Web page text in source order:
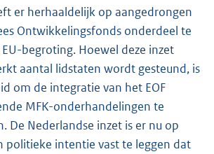
er herhaaldelijk op aangedrongen
Ontwikkelingsfonds onderdeel te
begroting. Hoewel deze inzet
aantal lidstaten wordt gesteund, is
om de integratie van het EOF
MFK-onderhandelingen te
De Nederlandse inzet is er nu op
politieke intentie vast te leggen dat